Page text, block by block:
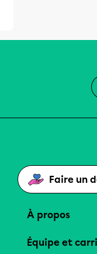
Faire un
À propos
Équipe et